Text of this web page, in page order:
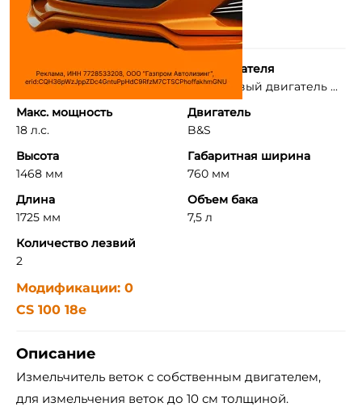
Используемое топливо
Бензин
Тип двигателя
Бензиновый двигатель ...
Макс. мощность
18 л.с.
Двигатель
B&S
Высота
1468 мм
Габаритная ширина
760 мм
Длина
1725 мм
Объем бака
7,5 л
Количество лезвий
2
Модификации: 0
CS 100 18e
Описание
Измельчитель веток с собственным двигателем,
для измельчения веток до 10 см толщиной.